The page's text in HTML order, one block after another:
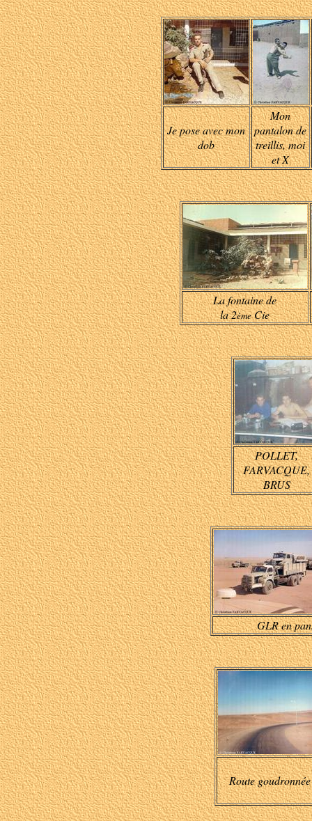
Je pose avec mon
dob
Mon
pantalon de
treillis, moi
et X
La fontaine de
la 2èmeCie
POLLET,
FARVACQUE,
BRUS
GLR en
Route